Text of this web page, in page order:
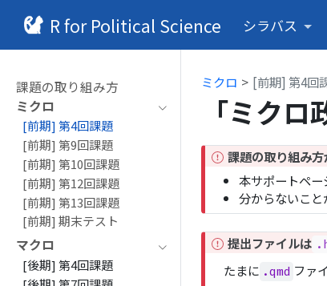
R for Political Science シラバス
課題の取り組み方
ミクロ
[前期] 第4回課題
[前期] 第9回課題
[前期] 第10回課題
[前期] 第12回課題
[前期] 第13回課題
[前期] 期末テスト
マクロ
[後期] 第4回課題
ミクロ [前期] 第4回
「ミク
I
t
n
課題の取り組み
本サポートペ
分からないこと
I
p
提出ファイルは
たまに .qmd ファ